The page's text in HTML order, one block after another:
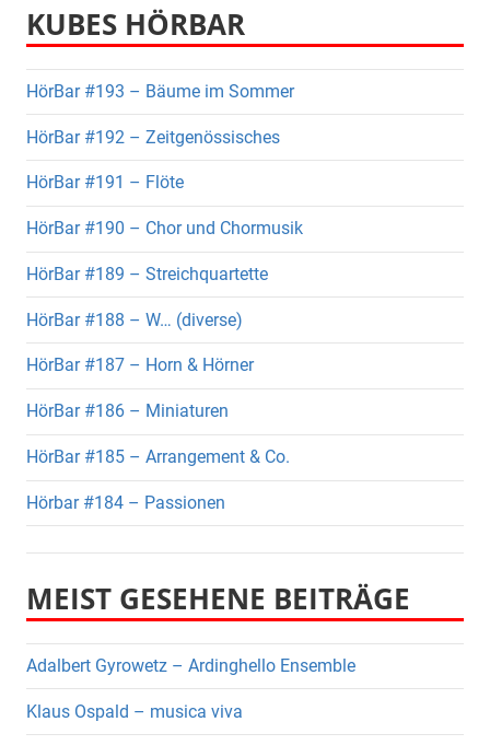
KUBES HÖRBAR
HörBar #193 – Bäume im Sommer
HörBar #192 – Zeitgenössisches
HörBar #191 – Flöte
HörBar #190 – Chor und Chormusik
HörBar #189 – Streichquartette
HörBar #188 – W… (diverse)
HörBar #187 – Horn & Hörner
HörBar #186 – Miniaturen
HörBar #185 – Arrangement & Co.
Hörbar #184 – Passionen
MEIST GESEHENE BEITRÄGE
Adalbert Gyrowetz – Ardinghello Ensemble
Klaus Ospald – musica viva